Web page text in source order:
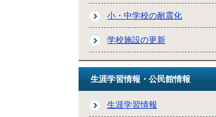
小・中学校の耐震化
学校施設の更新
生涯学習情報・公民館情報
生涯学習情報